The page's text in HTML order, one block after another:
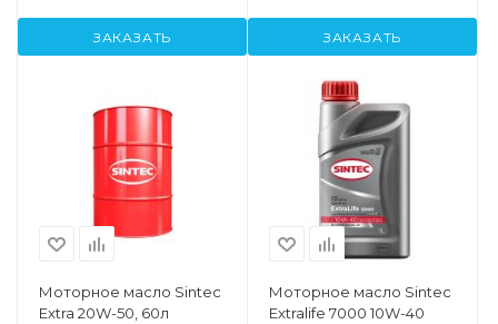
ЗАКАЗАТЬ ЗАКАЗАТЬ
Моторное масло Sintec
Extra 20W-50, 60л
Моторное масло Sintec
Extralife 7000 10W-40